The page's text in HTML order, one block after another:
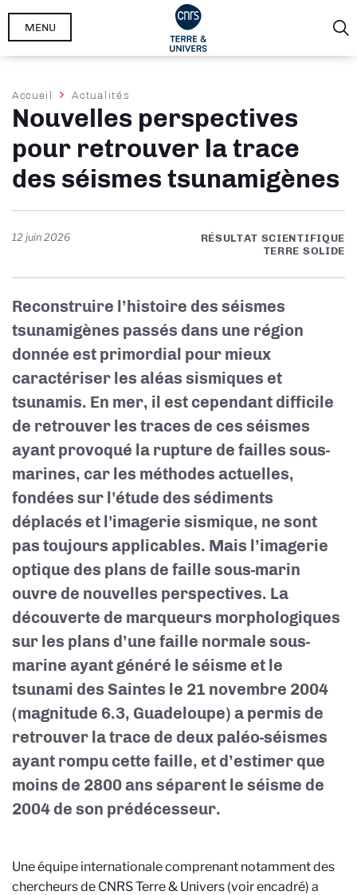
Aller
MENU
Fil
d'Ariane
Accueil Actualités
Nouvelles perspectives
pour retrouver la trace
des séismes tsunamigènes
12 juin 2026
RÉSULTAT SCIENTIFIQUE
TERRE SOLIDE
Reconstruire l’histoire des séismes
tsunamigènes passés dans une région
donnée est primordial pour mieux
caractériser les aléas sismiques et
tsunamis. En mer, il est cependant difficile
de retrouver les traces de ces séismes
ayant provoqué la rupture de failles sous-
marines, car les méthodes actuelles,
fondées sur l'étude des sédiments
déplacés et l'imagerie sismique, ne sont
pas toujours applicables. Mais l’imagerie
optique des plans de faille sous-marin
ouvre de nouvelles perspectives. La
découverte de marqueurs morphologiques
sur les plans d’une faille normale sous-
marine ayant généré le séisme et le
tsunami des Saintes le 21 novembre 2004
(magnitude 6.3, Guadeloupe) a permis de
retrouver la trace de deux paléo-séismes
ayant rompu cette faille, et d’estimer que
moins de 2800 ans séparent le séisme de
2004 de son prédécesseur.
Une équipe internationale comprenant notamment des
chercheurs de CNRS Terre & Univers (voir encadré) a